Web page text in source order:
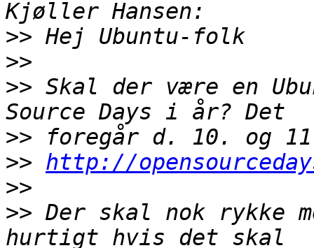
>>
>>
>> Skal der være en
>>
>> http://
>>
>> Der skal nok rykke